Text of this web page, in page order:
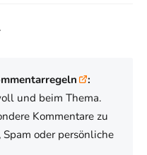
:
und beim Thema.
Kommentare zu
oder persönliche